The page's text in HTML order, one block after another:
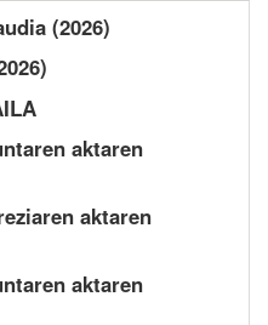
(2026)
aktaren
aktaren
aktaren